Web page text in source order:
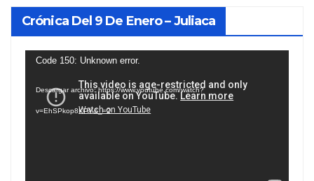
Crónica Del 9 De Enero – Juliaca
Reproductor
vídeo
Code 150: Unknown error.
Descargar archivo: https://www.youtube.com/watch?
v=EhSPkop8KPY&_=2